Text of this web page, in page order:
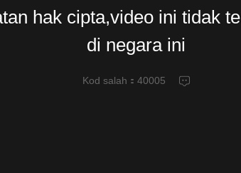
hak cipta,video ini tidak
di negara ini
Kod salah： 40005